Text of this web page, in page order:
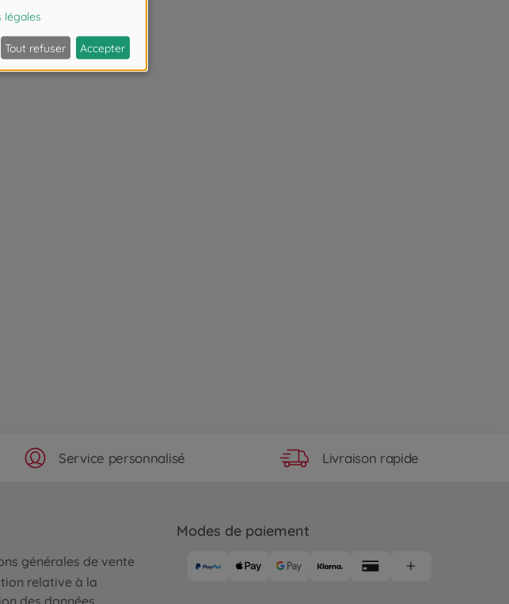
Service personnalisé Livraison rapide
générales de vente
relative à la
des données
Modes de paiement